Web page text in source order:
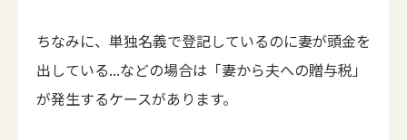
ちなみに、単独名義で登記しているのに妻が頭金を
出している...などの場合は「妻から夫への贈与税」
が発生するケースがあります。